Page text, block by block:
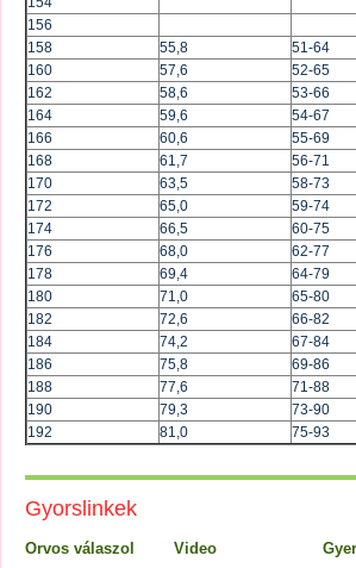
156
158
55,8 51-64
160
57,6 52-65
162
58,6 53-66
164
59,6 54-67
166
60,6 55-69
168
61,7 56-71
170
63,5 58-73
172
65,0 59-74
174
66,5 60-75
176
68,0 62-77
178
69,4 64-79
180
71,0
65-80
182
72,6
66-82
184
74,2
67-84
186
75,8
69-86
188
77,6
71-88
190
79,3
73-90
192
81,0 75-93
Gyorslinkek
Orvos válaszol Video